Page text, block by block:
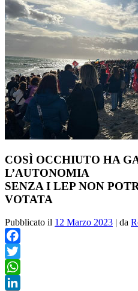
COSÌ OCCHIUTO HA
L’AUTONOMIA
SENZA I LEP NON
VOTATA
Pubblicato il 12 Marzo 2023 | da
Facebook
Twitter
WhatsApp